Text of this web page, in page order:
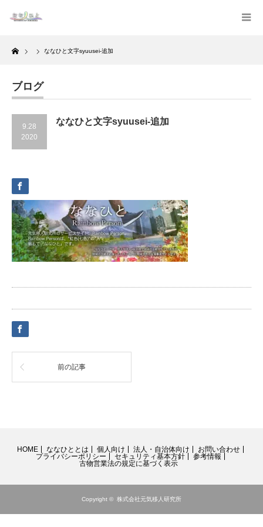
Home
ななひと文字syuusei-追加
ブログ
9.28
2020
ななひと文字syuusei-追加
前の記事
HOME ななひととは 個人向け 法人・自治体向け
お問い合わせ
プライバシーポリシー
セキュリティ基本方針
参考情報
古物営業法の規定に基づく表示
Copyright © 株式会社元気移人研究所